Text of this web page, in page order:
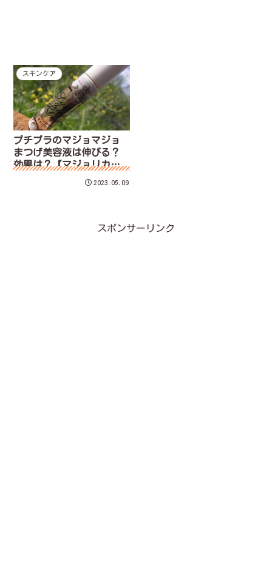
スキンケア
プチプラのマジョマジョ
まつげ美容液は伸びる？
効果は？【マジョリカマ
ジョルカ】ラッシュジェ
2023.05.09
スポンサーリンク